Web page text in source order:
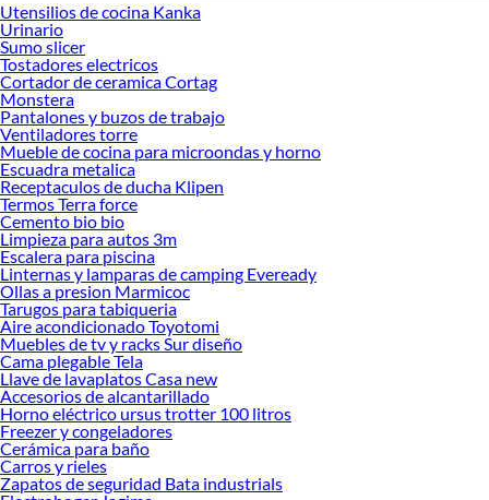
Utensilios de cocina Kanka
Urinario
Sumo slicer
Tostadores electricos
Cortador de ceramica Cortag
Monstera
Pantalones y buzos de trabajo
Ventiladores torre
Mueble de cocina para microondas y horno
Escuadra metalica
Receptaculos de ducha Klipen
Termos Terra force
Cemento bio bio
Limpieza para autos 3m
Escalera para piscina
Linternas y lamparas de camping Eveready
Ollas a presion Marmicoc
Tarugos para tabiqueria
Aire acondicionado Toyotomi
Muebles de tv y racks Sur diseño
Cama plegable Tela
Llave de lavaplatos Casa new
Accesorios de alcantarillado
Horno eléctrico ursus trotter 100 litros
Freezer y congeladores
Cerámica para baño
Carros y rieles
Zapatos de seguridad Bata industrials